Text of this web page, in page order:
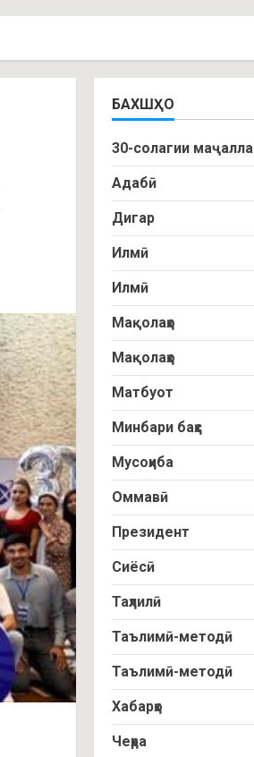
БАХШҲО
30-солагии маҷалла
Адабӣ
Дигар
Илмӣ
Илмӣ
Мақолаҳо
Мақолаҳо
Матбуот
Минбари баҳс
Мусоҳиба
Оммавӣ
Президент
Сиёсӣ
Таҳлилӣ
Таълимӣ-методӣ
Таълимӣ-методӣ
Хабарҳо
Чеҳра